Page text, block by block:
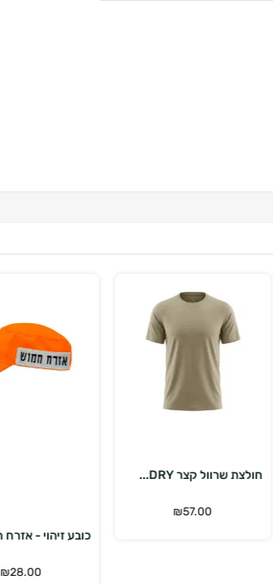
חולצת שרוול קצר DRY...
₪57.00
כובע זיהוי - אזרח
₪28.00